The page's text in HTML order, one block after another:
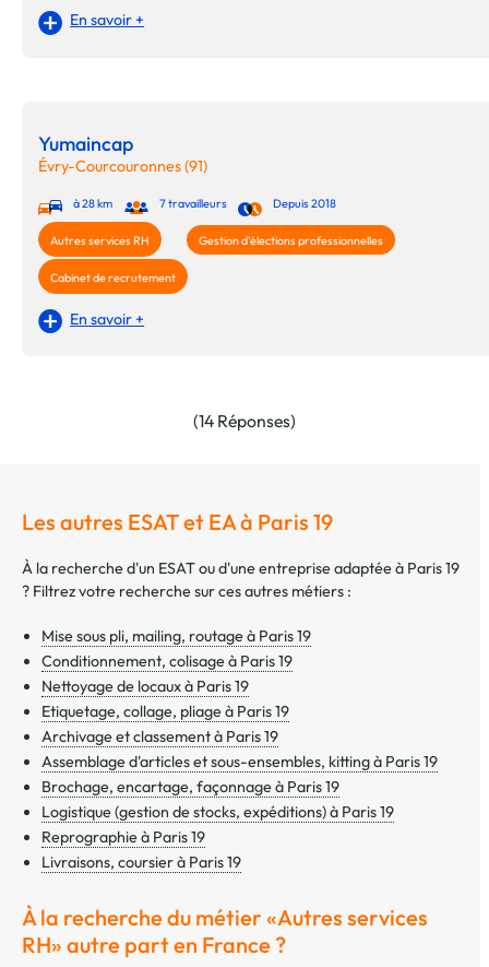
En savoir +
Yumaincap
Évry-Courcouronnes (91)
à 28 km 7 travailleurs Depuis 2018
Autres services RH Gestion d'élections professionnelles
Cabinet de recrutement
En savoir +
(14 Réponses)
Les autres ESAT et EA à Paris 19
À la recherche d'un ESAT ou d'une entreprise adaptée à Paris 19
? Filtrez votre recherche sur ces autres métiers :
Mise sous pli, mailing, routage à Paris 19
Conditionnement, colisage à Paris 19
Nettoyage de locaux à Paris 19
Etiquetage, collage, pliage à Paris 19
Archivage et classement à Paris 19
Assemblage d'articles et sous-ensembles, kitting à Paris 19
Brochage, encartage, façonnage à Paris 19
Logistique (gestion de stocks, expéditions) à Paris 19
Reprographie à Paris 19
Livraisons, coursier à Paris 19
À la recherche du métier «Autres services
RH» autre part en France ?